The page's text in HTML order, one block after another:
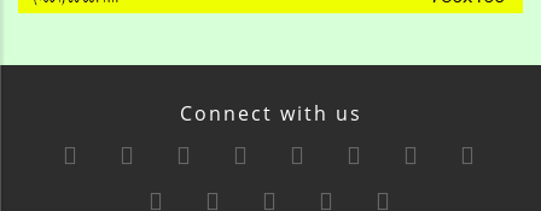
Connect with us